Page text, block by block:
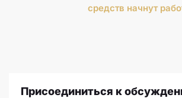
средств начнут
Присоединиться к